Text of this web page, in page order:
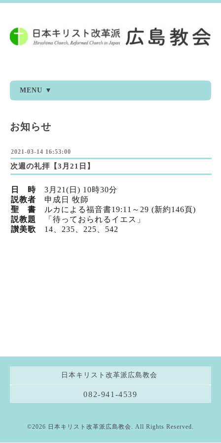
MENU ▼
お知らせ
2021-03-14 16:53:00
次週の礼拝【3月21日】
日 時 3月21 (日) 10時30分
説教者 申成日 牧師
聖 書 ルカによる福音書19:11～29 (新約146頁)
説教題
「待っておられるイエス」
讃美歌 14、235、225、542
日本キリスト改革派広島教会
082-941-4539
©2026 日本キリスト改革派広島教会. All Rights Reserved.